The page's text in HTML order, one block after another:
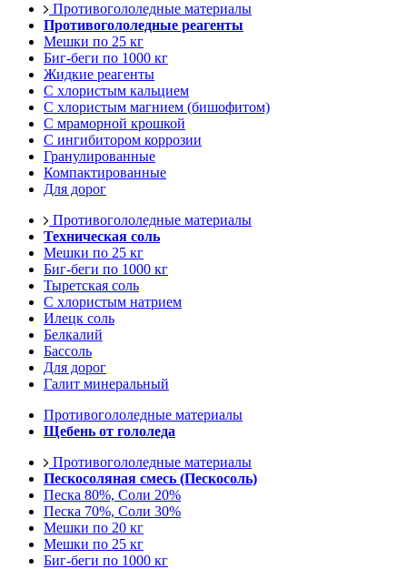
Противогололедные материалы
Противогололедные реагенты
Мешки по 25 кг
Биг-беги по 1000 кг
Жидкие реагенты
С хлористым кальцием
С хлористым магнием (бишофитом)
С мраморной крошкой
С ингибитором коррозии
Гранулированные
Компактированные
Для дорог
Противогололедные материалы
Техническая соль
Мешки по 25 кг
Биг-беги по 1000 кг
Тыретская соль
С хлористым натрием
Илецк соль
Белкалий
Бассоль
Для дорог
Галит минеральный
Противогололедные материалы
Щебень от гололеда
Противогололедные материалы
Пескосоляная смесь (Пескосоль)
Песка 80%, Соли 20%
Песка 70%, Соли 30%
Мешки по 20 кг
Мешки по 25 кг
Биг-беги по 1000 кг